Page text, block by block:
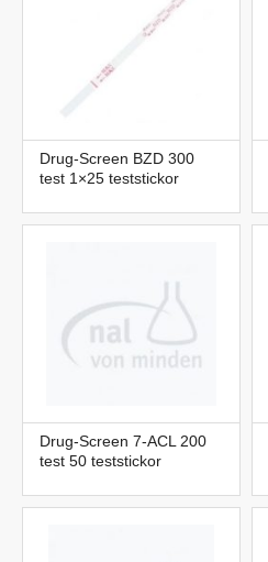
Drug-Screen BZD 300
test 1×25 teststickor
Drug-Screen 7-ACL 200
test 50 teststickor